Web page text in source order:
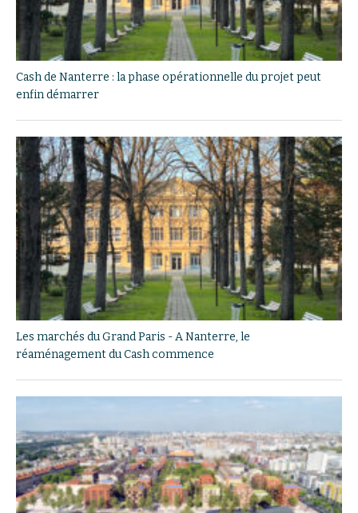
Cash de Nanterre : la phase opérationnelle du projet peut
enfin démarrer
Les marchés du Grand Paris - A Nanterre, le
réaménagement du Cash commence